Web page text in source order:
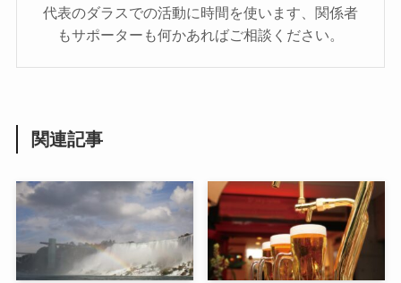
代表のダラスでの活動に時間を使います、関係者
もサポーターも何かあればご相談ください。
関連記事